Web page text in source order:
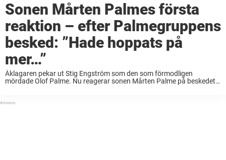
Sonen Mårten Palmes första
reaktion – efter Palmegruppens
besked: ”Hade hoppats på
mer…”
Åklagaren pekar ut Stig Engström som den som förmodligen
mördade Olof Palme. Nu reagerar sonen Mårten Palme på beskedet, i